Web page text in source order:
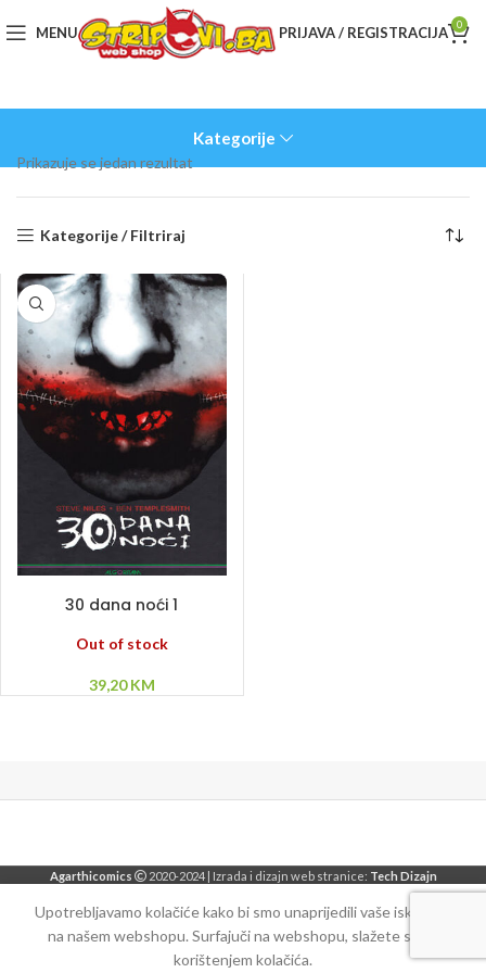
MENU PRIJAVA / REGISTRACIJA 0
Kategorije
Prikazuje se jedan rezultat
Kategorije / Filtriraj
30 dana noći 1
Out of stock
39,20KM
Agarthicomics 2020-2024 | Izrada i dizajn web stranice: Tech Dizajn
Upotrebljavamo kolačiće kako bi smo unaprijedili vaše iskustvo
na našem webshopu. Surfajuči na webshopu, slažete se sa
korištenjem kolačića.